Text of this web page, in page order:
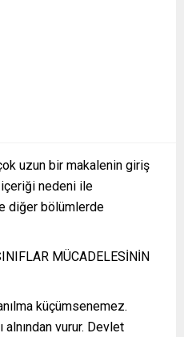
uzun bir makalenin giriş
içeriği nedeni ile
diğer bölümlerde
MÜCADELESİNİN
küçümsenemez.
vurur. Devlet